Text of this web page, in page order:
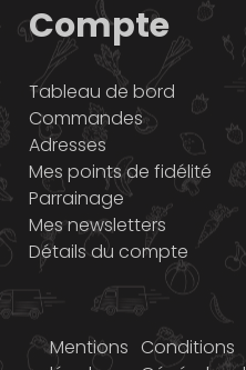
Compte
Tableau de bord
Commandes
Adresses
Mes points de fidélité
Parrainage
Mes newsletters
Détails du compte
Mentions Conditions